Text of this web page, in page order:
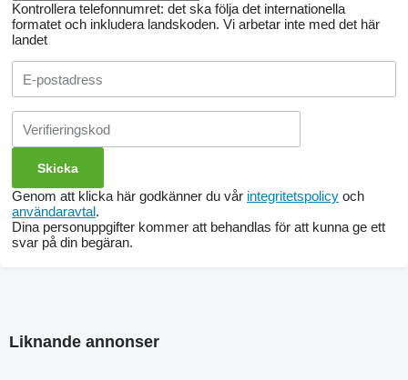
Kontrollera telefonnumret: det ska följa det internationella
formatet och inkludera landskoden. Vi arbetar inte med det här
landet
Genom att klicka här godkänner du vår integritetspolicy och
användaravtal.
Dina personuppgifter kommer att behandlas för att kunna ge ett
svar på din begäran.
Liknande annonser